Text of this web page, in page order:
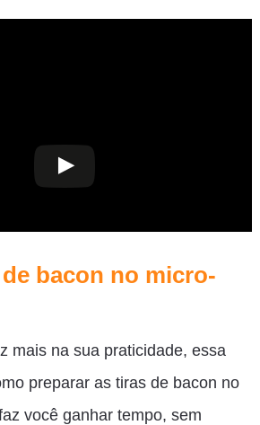
bacon no micro-
mais na sua praticidade, essa
preparar as tiras de bacon no
você ganhar tempo, sem